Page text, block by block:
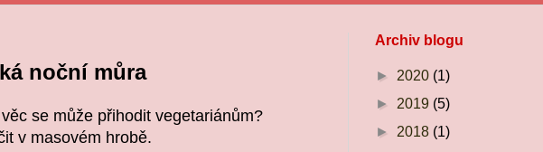
noční můra
se může přihodit vegetariánům?
v masovém hrobě.
Archiv blogu
► 2020 (1)
► 2019 (5)
► 2018 (1)